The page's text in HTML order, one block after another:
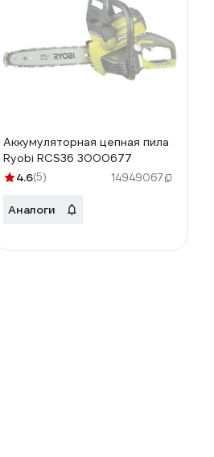
Аккумуляторная цепная пила
Ryobi RCS36 3000677
4.6(5) 14949067
Аналоги